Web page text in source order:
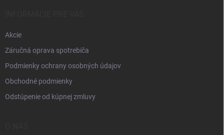
Akcie
Záručná oprava spotrebiča
Podmienky ochrany osobných údajov
Obchodné podmienky
Odstúpenie od kúpnej zmluvy